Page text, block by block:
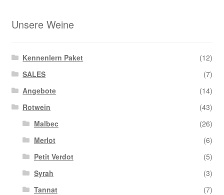
Unsere Weine
Kennenlern Paket
(12)
SALES
(7)
Angebote
(14)
Rotwein
(43)
Malbec
(26)
Merlot
(6)
Petit Verdot
(5)
Syrah
(3)
Tannat
(7)